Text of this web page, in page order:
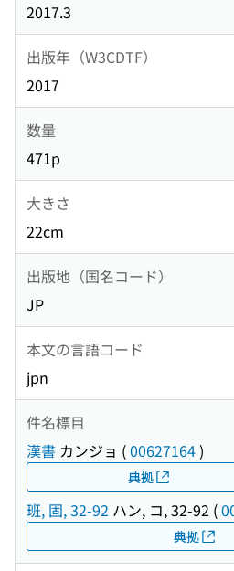
2017.3
出版年（W3CDTF）
2017
数量
471p
大きさ
22cm
出版地（国名コード）
JP
本文の言語コード
jpn
件名標目
漢書 カンジョ (00627164)
典拠
班, 固, 32-92 ハン, コ, 32-92 (
典拠